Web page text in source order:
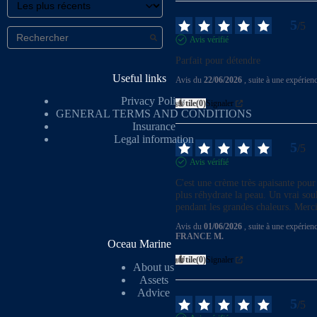
5/5
Avis vérifié
Parfait pour détendre
Avis du 22/06/2026 , suite à une
Utile(0)Signaler
5/5
Avis vérifié
C'est une crème très apaisante
plus réhydrate la peau. Un vrai
pendant les grandes chaleurs.
Avis du 01/06/2026 , suite à une
FRANCE M.
Utile(0)Signaler
5/5
Useful links
Privacy Policy
GENERAL TERMS AND CONDITIONS
Insurance
Legal information
Oceau Marine
About us
Assets
Advice